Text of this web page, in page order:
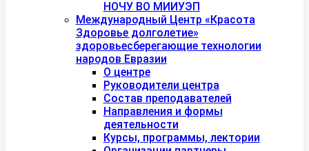
НОЧУ ВО МИИУЭП
Международный Центр «Красота
Здоровье долголетие»
здоровьесберегающие технологии
народов Евразии
О центре
Руководители центра
Состав преподавателей
Направления и формы
деятельности
Курсы, программы, лектории